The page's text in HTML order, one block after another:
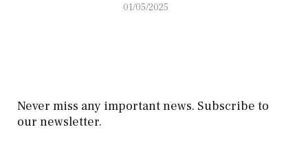
01/05/2025
Never miss any important news. Subscribe to
our newsletter.